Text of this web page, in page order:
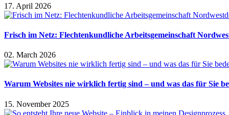
17. April 2026
Frisch im Netz: Flechtenkundliche Arbeitsgemeinschaft
02. March 2026
Warum Websites nie wirklich fertig sind – und was das für Sie
15. November 2025